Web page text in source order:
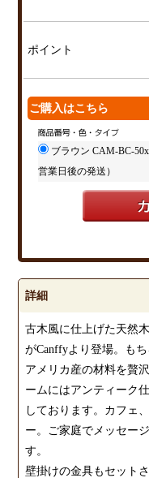
ポイント
ご購入はこちら
ブラウン CAM-BC-
営業日後の発送）
詳細
古木風に仕上げた天然
がCanffyより登場。も
アメリカ産の材料を贅
ームにはアンティーク
しております。カフェ
ー。ご家庭でメッセー
す。
壁掛けの金具もセット